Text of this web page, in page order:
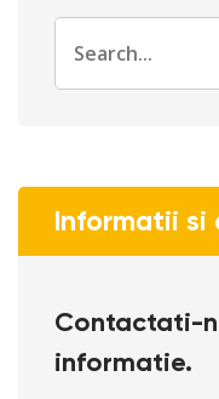
Informatii si
Contactati-
informatie.